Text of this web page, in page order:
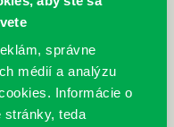
správne
médií a analýzu
Informácie o
stránky, teda